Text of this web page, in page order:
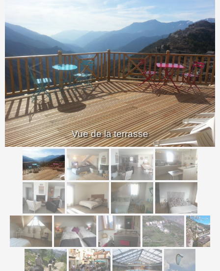
Vue de la terrasse
< >